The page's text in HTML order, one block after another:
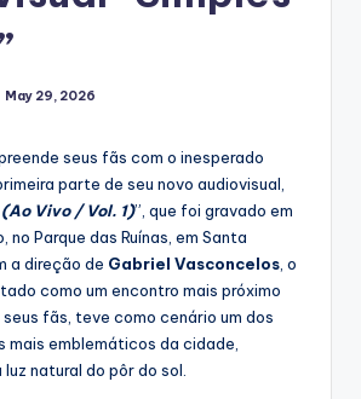
May 29, 2026
seus fãs com o inesperado
parte de seu novo audiovisual,
Vivo / Vol. 1)”, que foi gravado em
no Parque das Ruínas, em Santa
a direção de Gabriel Vasconcelos, o
como um encontro mais próximo
fãs, teve como cenário um dos
emblemáticos da cidade,
natural do pôr do sol.